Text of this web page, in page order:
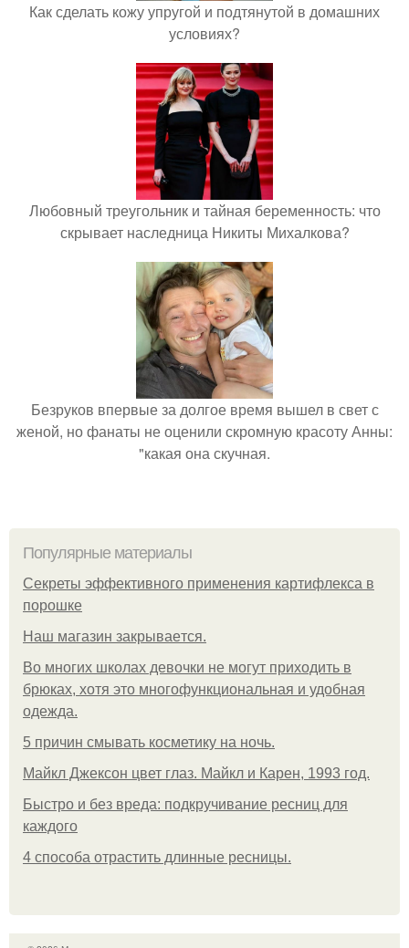
Как сделать кожу упругой и подтянутой в домашних
условиях?
Любовный треугольник и тайная беременность: что
скрывает наследница Никиты Михалкова?
Безруков впервые за долгое время вышел в свет с
женой, но фанаты не оценили скромную красоту Анны:
"какая она скучная.
Популярные материалы
Секреты эффективного применения картифлекса в
порошке
Нaш магaзин зaкрывaeтся.
Во многих школах девочки не могут приходить в
брюках, хотя это многофункциональная и удобная
одежда.
5 причин смывать косметику на ночь.
Майкл Джексон цвет глаз. Майкл и Карен, 1993 год.
Быстро и без вреда: подкручивание ресниц для
каждого
4 способа отрастить длинные ресницы.